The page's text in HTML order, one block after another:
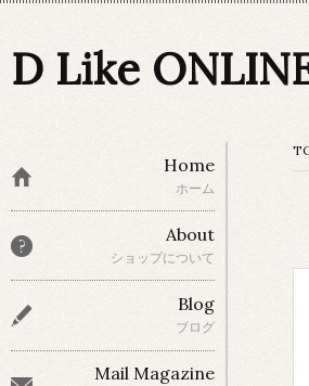
D Like
Home
ホーム
About
ショップについて
Blog
ブログ
Mail Magazine